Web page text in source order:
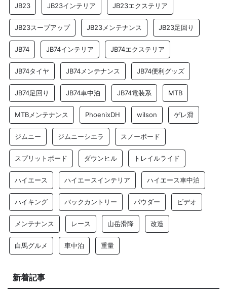
JB23 JB23インテリア JB23エクステリア
JB23スープアップ JB23メンテナンス JB23足回り
JB74 JB74インテリア JB74エクステリア
JB74タイヤ JB74メンテナンス JB74便利グッズ
JB74足回り JB74車中泊 JB74電装系 MTB
MTBメンテナンス PhoenixDH wilson ゲレ滑
ジムニー ジムニーシエラ スノーボード
スプリットボード ダウンヒル トレイルライド
ハイエース ハイエースインテリア ハイエース車中泊
ハイキング バックカントリー パウダー ビデオ
メンテナンス レース 山岳滑降 改造
白馬グルメ 車中泊 重量
新着記事